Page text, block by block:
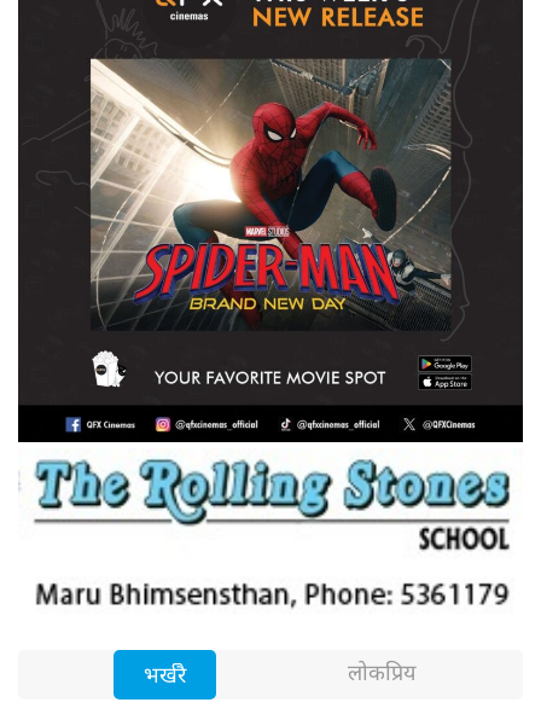
भर्खरै लोकप्रिय